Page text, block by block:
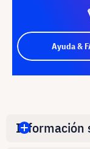
Ayuda &
Información